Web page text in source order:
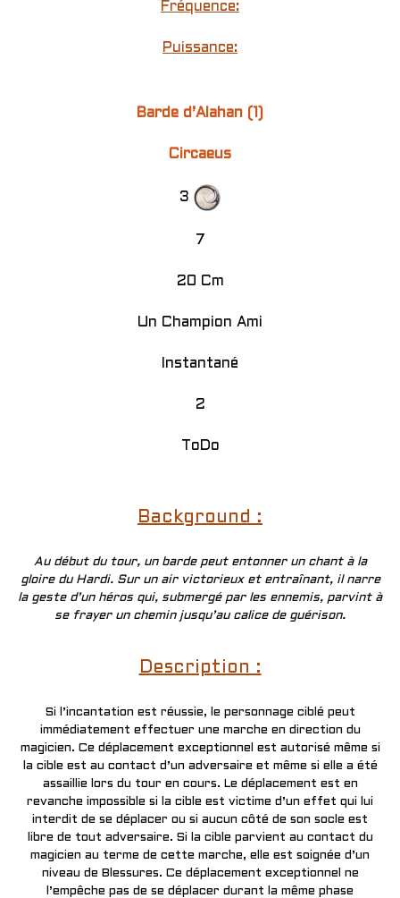
Fréquence:
Puissance:
Barde d’Alahan (1)
Circaeus
3
7
20 Cm
Un Champion Ami
Instantané
2
ToDo
Background :
Au début du tour, un barde peut entonner un chant à la
gloire du Hardi. Sur un air victorieux et entraînant, il narre
la geste d’un héros qui, submergé par les ennemis, parvint à
se frayer un chemin jusqu’au calice de guérison.
Description :
Si l’incantation est réussie, le personnage ciblé peut
immédiatement effectuer une marche en direction du
magicien. Ce déplacement exceptionnel est autorisé même si
la cible est au contact d’un adversaire et même si elle a été
assaillie lors du tour en cours. Le déplacement est en
revanche impossible si la cible est victime d’un effet qui lui
interdit de se déplacer ou si aucun côté de son socle est
libre de tout adversaire. Si la cible parvient au contact du
magicien au terme de cette marche, elle est soignée d’un
niveau de Blessures. Ce déplacement exceptionnel ne
l’empêche pas de se déplacer durant la même phase